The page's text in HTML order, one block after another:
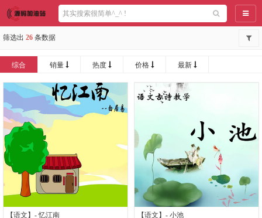
导航
筛选出 26 条数据
综合 销量 热度 价格 最新
【语文】- 忆江南 【语文】- 小池